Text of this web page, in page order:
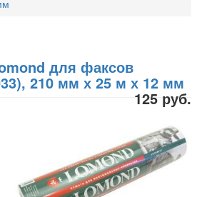
для факсов
210 мм х 25 м х 12 мм
125 руб.